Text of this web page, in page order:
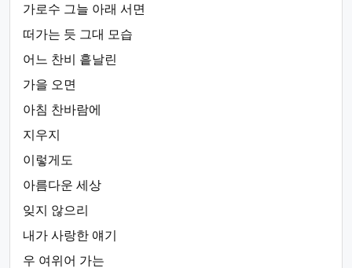
가로수 그늘 아래 서면
떠가는 듯 그대 모습
어느 찬비 흩날린
가을 오면
아침 찬바람에
지우지
이렇게도
아름다운 세상
잊지 않으리
내가 사랑한 얘기
우 여위어 가는